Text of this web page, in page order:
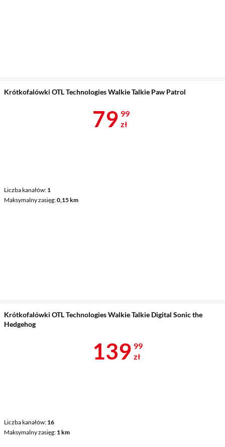
Krótkofalówki OTL Technologies Walkie Talkie Paw Patrol
Liczba kanałów 1
Maksymalny zasięg 0,15 km
Cena 79,99
79 99
zł
Krótkofalówki OTL Technologies Walkie Talkie Digital Sonic the
Hedgehog
Liczba kanałów 16
Maksymalny zasięg 1 km
Cena 139,99
139 99
zł